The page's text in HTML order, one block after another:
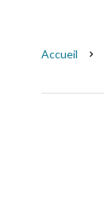
Accueil